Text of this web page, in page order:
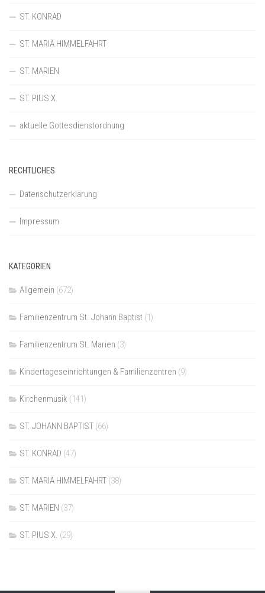
ST. KONRAD
ST. MARIÄ HIMMELFAHRT
ST. MARIEN
ST. PIUS X.
aktuelle Gottesdienstordnung
RECHTLICHES
Datenschutzerklärung
Impressum
KATEGORIEN
Allgemein (672)
Familienzentrum St. Johann Baptist (1)
Familienzentrum St. Marien (3)
Kindertageseinrichtungen & Familienzentren (9)
Kirchenmusik (141)
ST. JOHANN BAPTIST (66)
ST. KONRAD (47)
ST. MARIÄ HIMMELFAHRT (38)
ST. MARIEN (37)
ST. PIUS X. (29)